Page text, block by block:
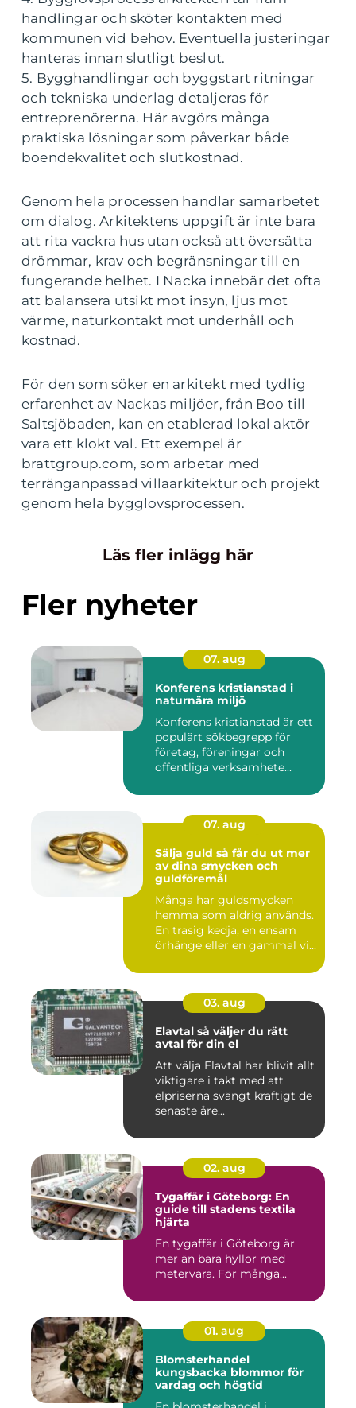
handlingar och sköter kontakten med
kommunen vid behov. Eventuella justeringar
hanteras innan slutligt beslut.
5. Bygghandlingar och byggstart ritningar
och tekniska underlag detaljeras för
entreprenörerna. Här avgörs många
praktiska lösningar som påverkar både
boendekvalitet och slutkostnad.
Genom hela processen handlar samarbetet
om dialog. Arkitektens uppgift är inte bara
att rita vackra hus utan också att översätta
drömmar, krav och begränsningar till en
fungerande helhet. I Nacka innebär det ofta
att balansera utsikt mot insyn, ljus mot
värme, naturkontakt mot underhåll och
kostnad.
För den som söker en arkitekt med tydlig
erfarenhet av Nackas miljöer, från Boo till
Saltsjöbaden, kan en etablerad lokal aktör
vara ett klokt val. Ett exempel är
brattgroup.com, som arbetar med
terränganpassad villaarkitektur och projekt
genom hela bygglovsprocessen.
Läs fler inlägg här
Fler nyheter
07. aug
Konferens kristianstad i
naturnära miljö
Konferens kristianstad är ett
populärt sökbegrepp för
företag, föreningar och
offentliga verksamhete...
07. aug
Sälja guld så får du ut mer
av dina smycken och
guldföremål
Många har guldsmycken
hemma som aldrig används.
En trasig kedja, en ensam
örhänge eller en gammal vi...
03. aug
Elavtal så väljer du rätt
avtal för din el
Att välja Elavtal har blivit allt
viktigare i takt med att
elpriserna svängt kraftigt de
senaste åre...
02. aug
Tygaffär i Göteborg: En
guide till stadens textila
hjärta
En tygaffär i Göteborg är
mer än bara hyllor med
metervara. För många...
01. aug
Blomsterhandel
kungsbacka blommor för
vardag och högtid